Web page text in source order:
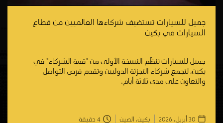
جميل للسيارات تستضيف شركاءها العالميين من قطاع
السيارات في بكين
جميل للسيارات تنظّم النسخة الأولى من "قمة الشركاء" في
بكين، لتجمع شركاء التجزئة الدوليين وتقدم فرص التواصل
والتعاون على مدى ثلاثة أيام.
30 أبريل، 2026 بكين، الصين 4 دقيقة